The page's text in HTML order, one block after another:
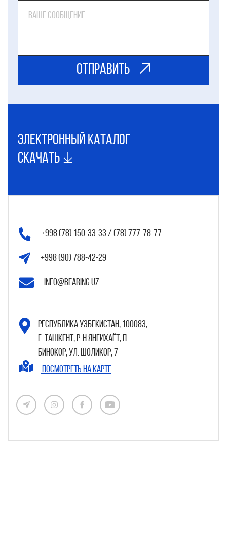
ОТправить
электронный каталог
Скачать
+998 (78) 150-33-33 / (78) 777-78-77
+998 (90) 788-42-29
info@bearing.uz
Республика Узбекистан, 100083,
г. Ташкент, р-н Янгихаёт, п.
Бинокор, ул. Шоликор, 7
Посмотреть на карте